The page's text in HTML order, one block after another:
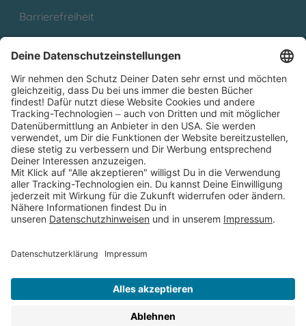
Barrierefreiheit
Partnerprogramm (Affiliate)
Folge uns auf
* Versandkostenfrei ab 9,00 € Bestellwert innerhalb
Deutschlands
** Lieferzeit 1-3 Werktage innerhalb Deutschlands
Thienemann-Esslinger Verlag GmbH, Blumenstraße 36, D-70182